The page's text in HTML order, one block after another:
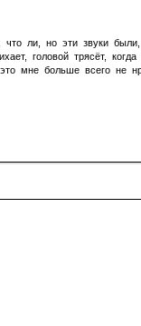
ли, но эти звуки
головой трясёт,
мне больше всего не